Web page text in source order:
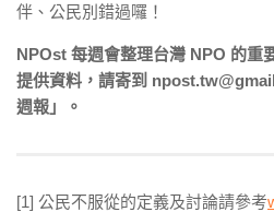
伴、公民別錯過囉！
NPOst 每週會整理台灣 NPO 的重
提供資料，請寄到
週報」。
[1] 公民不服從的定義及討論請參考